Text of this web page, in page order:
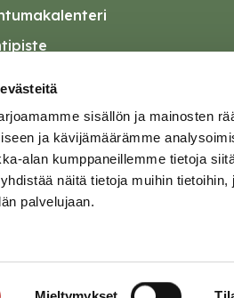
sisällön ja mainosten
ja kävijämäärämme
alan kumppaneillemme tietoja
näitä tietoja muihin
palvelujaan.